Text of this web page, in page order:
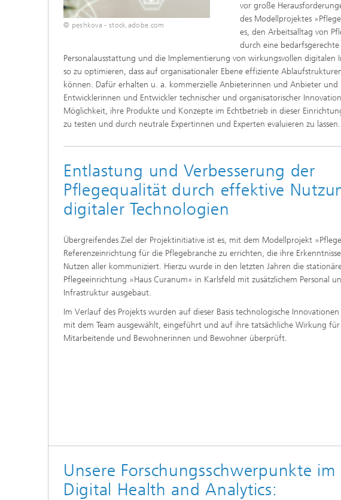
© peshkova - stock.adobe.com
vor große
des Modellprojektes
es, den Arbeitsalltag von
durch eine bedarfsgerechte
Personalausstattung und die Implementierung von wirkungsvollen digitalen
so zu optimieren, dass auf organisationaler Ebene effiziente
können. Dafür erhalten u. a. kommerzielle Anbieterinnen und Anbieter und
Entwicklerinnen und Entwickler technischer und organisatorischer
Möglichkeit, ihre Produkte und Konzepte im Echtbetrieb in dieser
zu testen und durch neutrale Expertinnen und Experten evaluieren zu lassen.
Entlastung und Verbesserung der
Pflegequalität durch effektive
digitaler Technologien
Übergreifendes Ziel der Projektinitiative ist es, mit dem Modellprojekt
Referenzeinrichtung für die Pflegebranche zu errichten, die ihre
Nutzen aller kommuniziert. Hierzu wurde in den letzten Jahren die
Pflegeeinrichtung »Haus Curanum« in Karlsfeld mit zusätzlichem Personal
Infrastruktur ausgebaut.
Im Verlauf des Projekts wurden auf dieser Basis technologische
mit dem Team ausgewählt, eingeführt und auf ihre tatsächliche Wirkung für
Mitarbeitende und Bewohnerinnen und Bewohner überprüft.
Unsere Forschungsschwerpunkte
Digital Health and Analytics: